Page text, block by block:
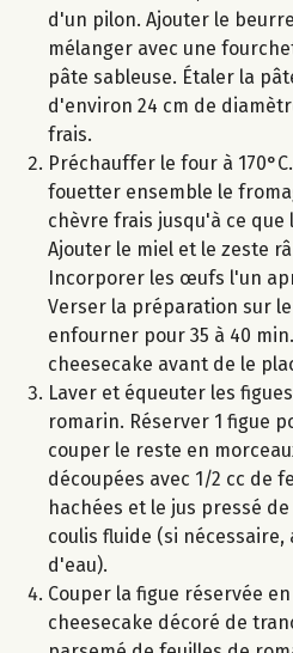
d'un pilon. Ajouter le
mélanger avec une
pâte sableuse. Étaler la
d'environ 24 cm de
frais.
Préchauffer le four à
fouetter ensemble le
chèvre frais jusqu'à ce que
Ajouter le miel et le zeste
Incorporer les œufs l'un
Verser la préparation sur
enfourner pour 35 à 40
cheesecake avant de le
Laver et équeuter les
romarin. Réserver 1 figue
couper le reste en
découpées avec 1/2 cc de
hachées et le jus pressé
coulis fluide (si
d'eau).
Couper la figue réservée
cheesecake décoré de